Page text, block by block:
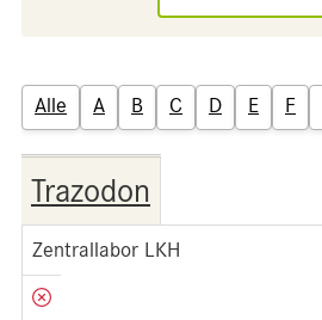
Alle A B C D E F
Trazodon
Zentrallabor LKH